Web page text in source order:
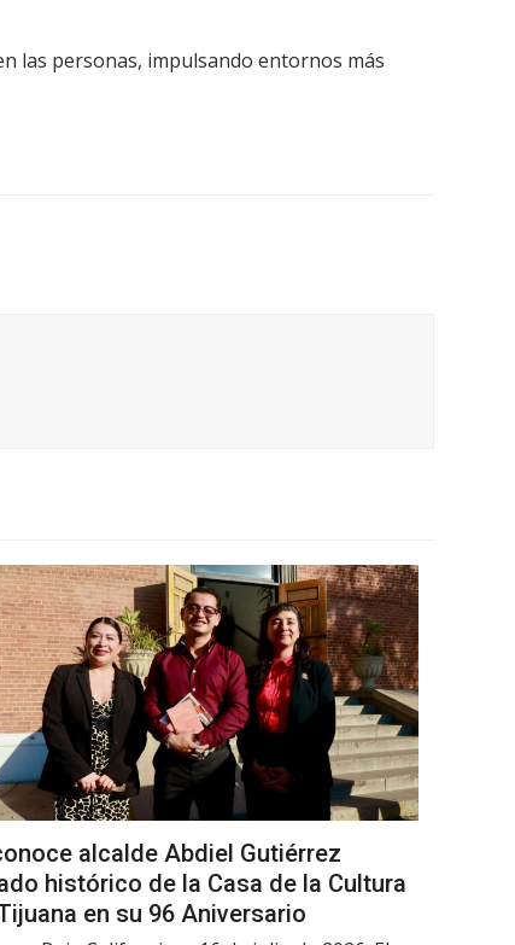
las personas, impulsando entornos más
alcalde Abdiel Gutiérrez
histórico de la Casa de la Cultura
en su 96 Aniversario